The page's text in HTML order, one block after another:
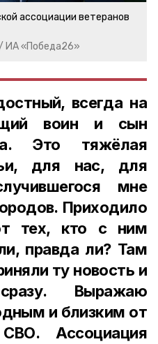
ассоциации ветеранов
ИА «Победа26»
всегда на
воин и сын
Это тяжёлая
для нас, для
мне
Приходило
тех, кто с ним
правда ли? Там
ту новость и
Выражаю
и близким от
Ассоциация